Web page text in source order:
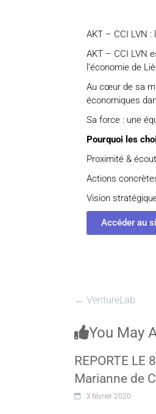
AKT – CCI LVN
AKT – CCI LVN
l’économie de
Au cœur de sa
économiques
Sa force : une
Pourquoi les
Proximité &
Actions
Vision
Accéder au
← VentureLab
You May
REPORTE LE
Marianne de
3 février 2020